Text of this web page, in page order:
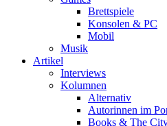
Brettspiele
Konsolen & PC
Mobil
Musik
Artikel
Interviews
Kolumnen
Alternativ
Autorinnen im
Books & The